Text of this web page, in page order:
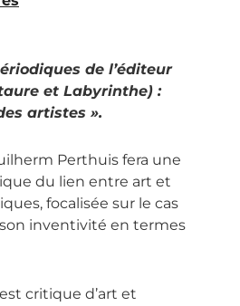
de l’éditeur
et Labyrinthe) :
artistes ».
Perthuis fera une
du lien entre art et
focalisée sur le cas
son inventivité en termes
critique d’art et